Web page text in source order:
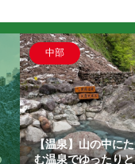
中部
【温泉】山の中に
む温泉でゆったり